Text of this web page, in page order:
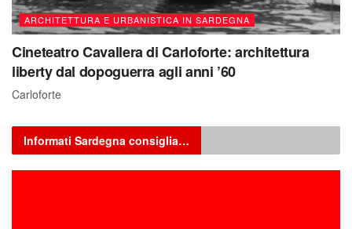
ARCHITETTURA E URBANISTICA IN SARDEGNA
Cineteatro Cavallera di Carloforte: architettura
liberty dal dopoguerra agli anni ’60
Carloforte
Informati Sardegna consiglia…